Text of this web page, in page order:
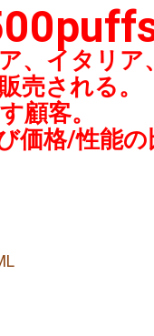
、イタリア
売される。
顧客。
価格/性能の